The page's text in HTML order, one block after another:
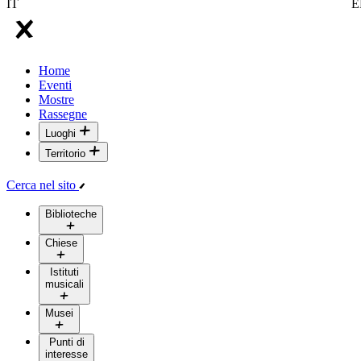
IT
Home
Eventi
Mostre
Rassegne
Luoghi
Territorio
Cerca nel sito
Biblioteche
Chiese
Istituti
musicali
Musei
Punti di
interesse